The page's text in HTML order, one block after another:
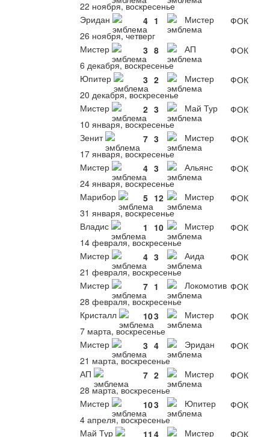
22 ноября, воскресенье
Эридан
4 1 Мистер
ФОК
26 ноября, четверг
Мистер
3 8 АП
ФОК
6 декабря, воскресенье
Юпитер
3 2 Мистер
ФОК
20 декабря, воскресенье
Мистер
2 3 Май Тур
ФОК
10 января, воскресенье
Зенит
7 3 Мистер
ФОК
17 января, воскресенье
Мистер
4 3 Альянс
ФОК
24 января, воскресенье
Марибор
5 12 Мистер
ФОК
31 января, воскресенье
Владис
1 10 Мистер
ФОК
14 февраля, воскресенье
Мистер
4 3 Аида
ФОК
21 февраля, воскресенье
Мистер
7 1 Локомотив ФОК
28 февраля, воскресенье
Кристалл
103 Мистер
ФОК
7 марта, воскресенье
Мистер
3 4 Эридан
ФОК
21 марта, воскресенье
АП
7 2 Мистер
ФОК
28 марта, воскресенье
Мистер
103 Юпитер
ФОК
4 апреля, воскресенье
Май Тур
11 4 Мистер
ФОК